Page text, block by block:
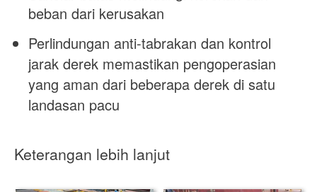
beban dari kerusakan
Perlindungan anti-tabrakan dan kontrol
jarak derek memastikan pengoperasian
yang aman dari beberapa derek di satu
landasan pacu
Keterangan lebih lanjut